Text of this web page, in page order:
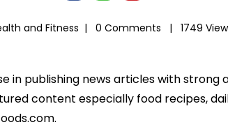
and Fitness | 0 Comments | 1749
in publishing news articles with strong
content especially food recipes,